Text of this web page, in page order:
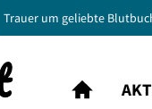
Trauer um geliebte